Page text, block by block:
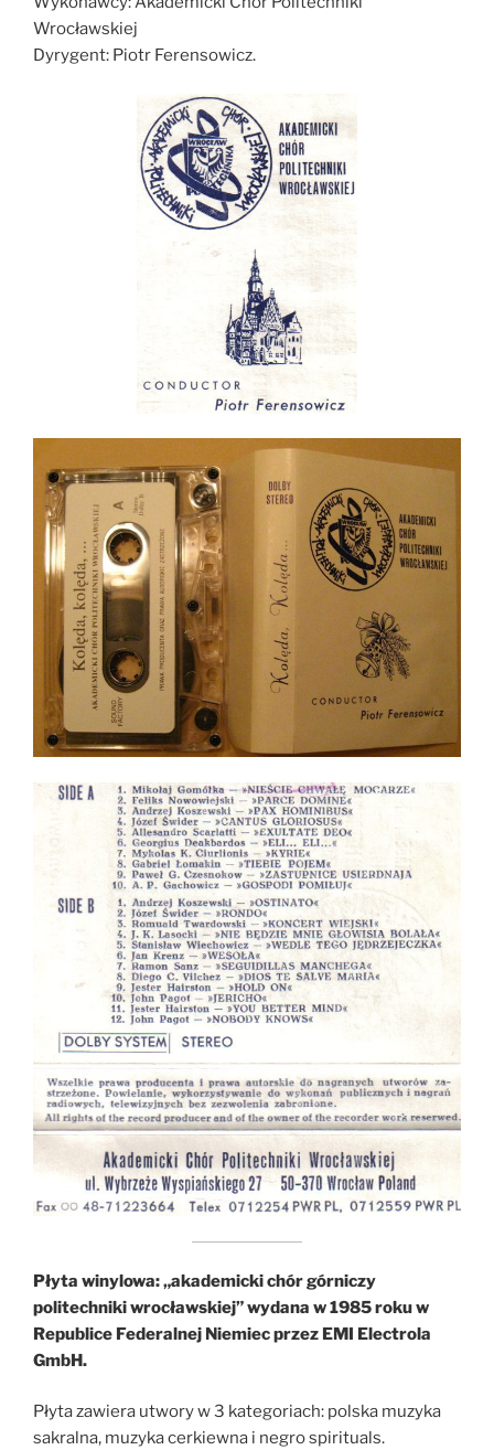
Wrocławskiej
Dyrygent: Piotr Ferensowicz.
Płyta winylowa: „akademicki chór górniczy
politechniki wrocławskiej” wydana w 1985 roku w
Republice Federalnej Niemiec przez EMI Electrola
GmbH.
Płyta zawiera utwory w 3 kategoriach: polska muzyka
sakralna, muzyka cerkiewna i negro spirituals.